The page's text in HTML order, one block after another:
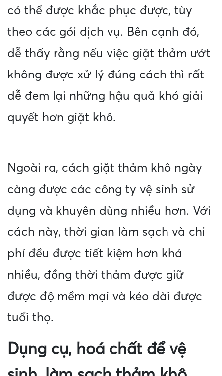
có thể được khắc phục được, tùy
theo các gói dịch vụ. Bên cạnh đó,
dễ thấy rằng nếu việc giặt thảm ướt
không được xử lý đúng cách thì rất
dễ đem lại những hậu quả khó giải
quyết hơn giặt khô.
Ngoài ra, cách giặt thảm khô ngày
càng được các công ty vệ sinh sử
dụng và khuyên dùng nhiều hơn. Với
cách này, thời gian làm sạch và chi
phí đều được tiết kiệm hơn khá
nhiều, đồng thời thảm được giữ
được độ mềm mại và kéo dài được
tuổi thọ.
Dụng cụ, hoá chất để vệ